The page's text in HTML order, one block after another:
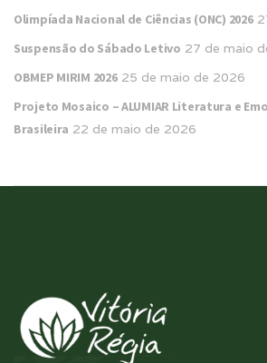
Olimpíada Nacional de Ciências (ONC) 2026
Suspensão do Sábado Letivo 27 de maio
OBMEP MIRIM 2026 25 de maio de 2026
Projeto Mosaico – ALUMIAR Literatura e
Brasileira 22 de maio de 2026